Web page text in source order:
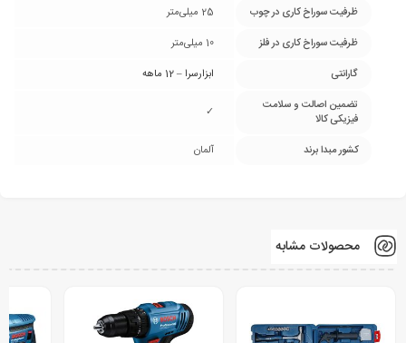
ظرفیت سوراخ کاری در چوب
25 میلی‌متر
ظرفیت سوراخ کاری در فلز
10 میلی‌متر
گارانتی
ابزارسرا – 12 ماهه
تضمین اصالت و سلامت
فیزیکی کالا
✓
کشور مبدا برند آلمان
محصولات مشابه